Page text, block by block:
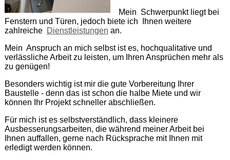
Mein Schwerpunkt liegt bei
Fenstern und Türen, jedoch biete ich Ihnen weitere
zahlreiche Dienstleistungen an.
Mein Anspruch an mich selbst ist es, hochqualitative und
verlässliche Arbeit zu leisten, um Ihren Ansprüchen mehr als
zu genügen!
Besonders wichtig ist mir die gute Vorbereitung Ihrer
Baustelle - denn das ist schon die halbe Miete und wir
können Ihr Projekt schneller abschließen.
Für mich ist es selbstverständlich, dass kleinere
Ausbesserungsarbeiten, die während meiner Arbeit bei
Ihnen auffallen, gerne nach Rücksprache mit Ihnen mit
erledigt werden können.